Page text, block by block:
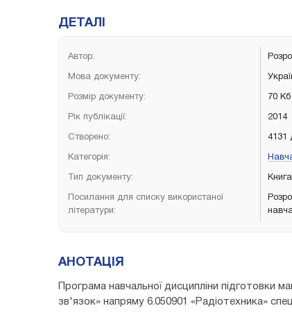
ДЕТАЛІ
Автор:
Мова документу:
Розмір документу: 70 Кб
Рік публікації: 2014
Створено: 4131
Категорія:
Тип документу: Книга
Посилання для списку використаної
літератури:
АНОТАЦІЯ
Програма навчальної дисципліни підготовки
зв'язок» напряму 6.050901 «Радіотехника»